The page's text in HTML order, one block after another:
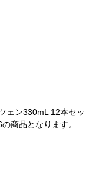
ェン330mL 12本セッ
商品となります。